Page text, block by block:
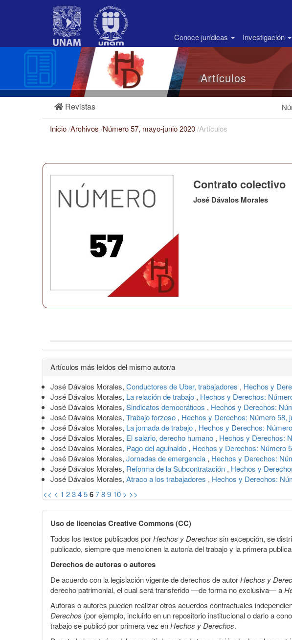
Barra
Conoce jurídicas Investigación
Artículos
Revistas
Inicio/Archivos /Número 57, mayo-junio 2020/Artículos
Contrato colectivo
José Dávalos Morales
Detalles
del
artículo
Artículos más leídos del mismo autor/a
José Dávalos Morales, Conductores de Uber, trabajadores , Hechos y
José Dávalos Morales, La relación de trabajo , Hechos y Derechos:
José Dávalos Morales, Sindicatos democráticos , Hechos y Derechos:
José Dávalos Morales, Trabajo forzoso , Hechos y Derechos: Número 58,
José Dávalos Morales, La jornada de trabajo , Hechos y Derechos:
José Dávalos Morales, El salario, derecho humano , Hechos y Derechos:
José Dávalos Morales, Pago del aguinaldo , Hechos y Derechos: Número
José Dávalos Morales, Jornadas de emergencia , Hechos y Derechos:
José Dávalos Morales, Reforma de la Subcontratación , Hechos y
José Dávalos Morales, Atraco a los trabajadores , Hechos y Derechos:
<< < 1 23456789 10 > >>
Uso de licencias Creative Commons (CC)
Todos los textos publicados porHechos y Derechos sin excepción, se
publicado, siempre que mencionen la autoría del trabajo y la primera
Derechos de autoras o autores
De acuerdo con la legislación vigente de derechos de autorHechos y
derecho patrimonial, el cual será transferido —de forma no exclusiva— a
Autoras o autores pueden realizar otros acuerdos contractuales
Derechos (por ejemplo, incluirlo en un repositorio institucional o darlo a
trabajo se publicó por primera vez enHechos y Derechos.